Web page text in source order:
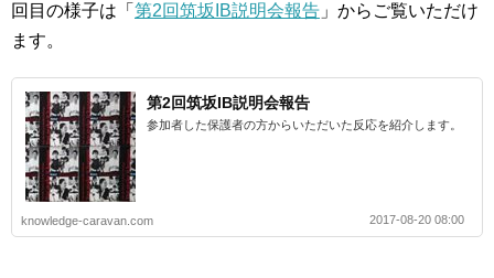
回目の様子は「 第2回筑坂IB説明会報告 」からご覧いただけ
ます。
第2回筑坂IB説明会報告
参加者した保護者の方からいただいた反応を紹介します。
knowledge-caravan.com 2017-08-20 08:00